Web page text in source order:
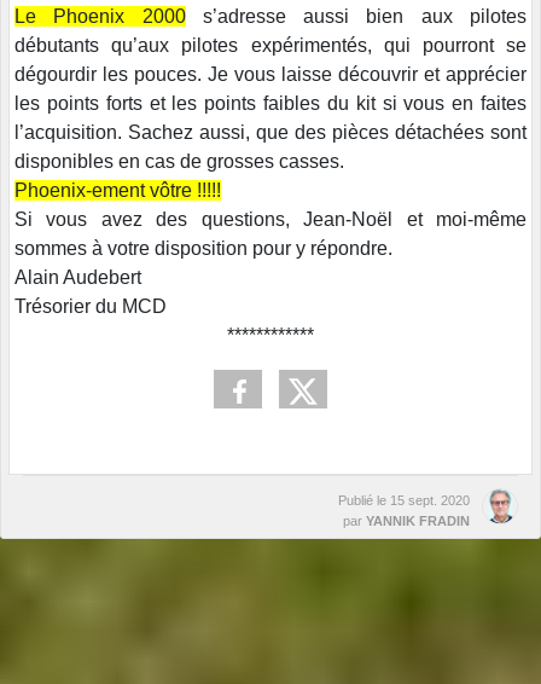
Le Phoenix 2000s’adresse aussi bien aux pilotes
débutants qu’aux pilotes expérimentés, qui pourront se
dégourdir les pouces. Je vous laisse découvrir et apprécier
les points forts et les points faibles du kit si vous en faites
l’acquisition. Sachez aussi, que des pièces détachées sont
disponibles en cas de grosses casses.
Phoenix-ement vôtre !!!!!
Si vous avez des questions, Jean-Noël et moi-même
sommes à votre disposition pour y répondre.
Alain Audebert
Trésorier du MCD
************
Publié le 15 sept. 2020
par YANNIK FRADIN